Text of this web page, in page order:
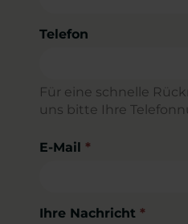
Telefon
Für eine schnelle
uns bitte Ihre
E-Mail *
Ihre Nachricht *